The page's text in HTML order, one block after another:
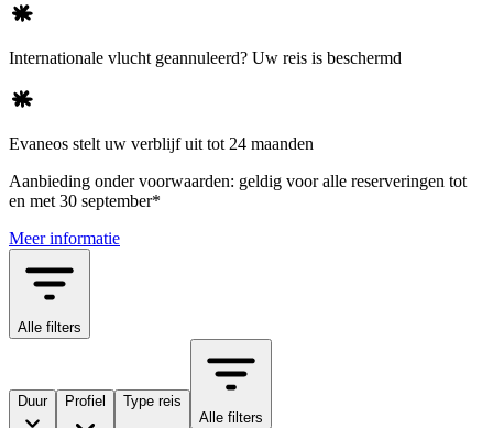
Internationale vlucht geannuleerd? Uw reis is beschermd
Evaneos stelt uw verblijf uit tot 24 maanden
Aanbieding onder voorwaarden: geldig voor alle reserveringen tot
en met 30 september*
Meer informatie
Alle filters
Duur Profiel
Type reis
Alle filters